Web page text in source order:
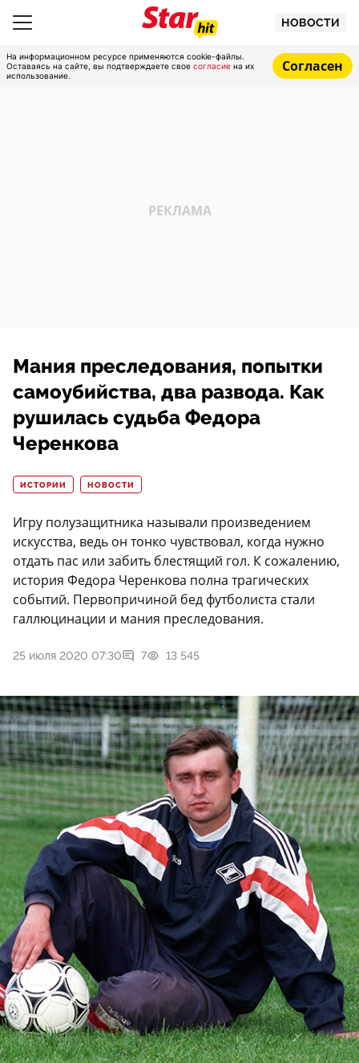
НОВОСТИ
На информационном ресурсе применяются cookie-файлы.
Оставаясь на сайте, вы подтверждаете свое согласие на их
использование.
Согласен
Мания преследования, попытки
самоубийства, два развода. Как
рушилась судьба Федора
Черенкова
ИСТОРИИ НОВОСТИ
Игру полузащитника называли произведением
искусства, ведь он тонко чувствовал, когда нужно
отдать пас или забить блестящий гол. К сожалению,
история Федора Черенкова полна трагических
событий. Первопричиной бед футболиста стали
галлюцинации и мания преследования.
25 июля 2020 07:30 7 13 545